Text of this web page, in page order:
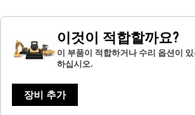
이것이 적합할까요?
이 부품이 적합하거나 수리 옵션이
하십시오.
장비 추가